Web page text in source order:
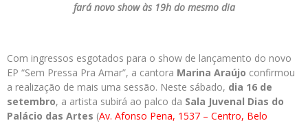
fará novo show às 19h do mesmo dia
Com ingressos esgotados para o show de lançamento do novo
EP “Sem Pressa Pra Amar”, a cantora Marina Araújo confirmou
a realização de mais uma sessão. Neste sábado, dia 16 de
setembro, a artista subirá ao palco da Sala Juvenal Dias do
Palácio das Artes (Av. Afonso Pena, 1537 – Centro, Belo